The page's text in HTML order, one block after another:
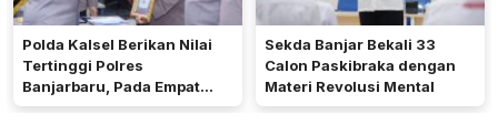
Polda Kalsel Berikan Nilai
Tertinggi Polres
Banjarbaru, Pada Empat
Bidang Utama
Sekda Banjar Bekali 33
Calon Paskibraka dengan
Materi Revolusi Mental